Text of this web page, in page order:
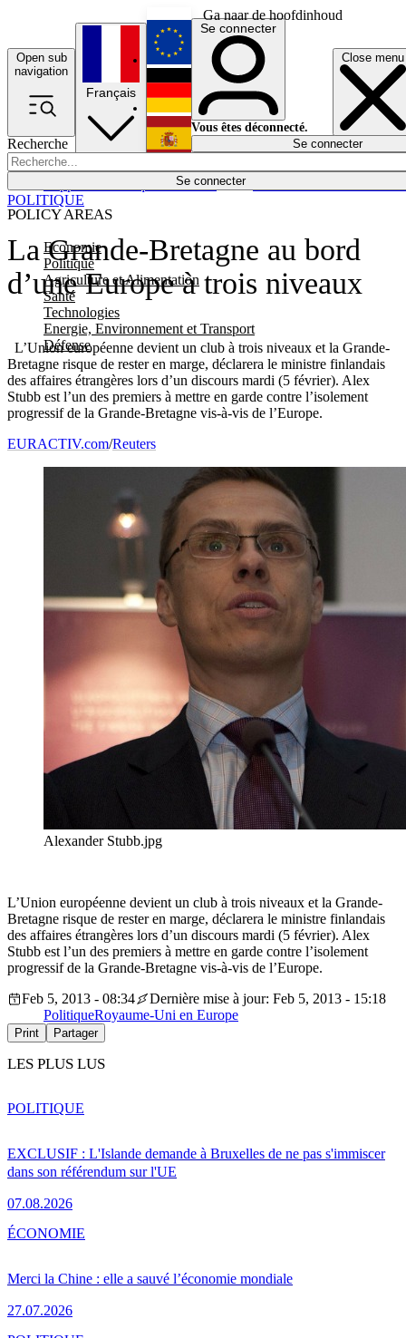
Ga naar de hoofdinhoud
Open sub
navigation
Close menu
Recherche
Se connecter
POLICY AREAS
Economie
Politique
Agriculture et Alimentation
Santé
Technologies
Energie, Environnement et Transport
Défense
Économie
Français
English
Deutsch
Español
Se connecter
Vous êtes déconnecté.
Se connecter
La Grande-Bretagne au bord
d’une Europe à trois niveaux
L’Union européenne devient un club à trois niveaux et la Grande-
Bretagne risque de rester en marge, déclarera le ministre finlandais
des affaires étrangères lors d’un discours mardi (5 février). Alex
Stubb est l’un des premiers à mettre en garde contre l’isolement
progressif de la Grande-Bretagne vis-à-vis de l’Europe.
POLITIQUE
EURACTIV.com/Reuters
Alexander Stubb.jpg
L’Union européenne devient un club à trois niveaux et la Grande-
Bretagne risque de rester en marge, déclarera le ministre finlandais
des affaires étrangères lors d’un discours mardi (5 février). Alex
Stubb est l’un des premiers à mettre en garde contre l’isolement
progressif de la Grande-Bretagne vis-à-vis de l’Europe.
Feb 5, 2013 - 08:34
Dernière mise à jour: Feb 5, 2013 - 15:18
PolitiqueRoyaume-Uni en Europe
Print Partager
LES PLUS LUS
EXCLUSIF : L'Islande demande à Bruxelles de ne pas s'immiscer
dans son référendum sur l'UE
07.08.2026
POLITIQUE
Merci la Chine : elle a sauvé l’économie mondiale
27.07.2026
ÉCONOMIE